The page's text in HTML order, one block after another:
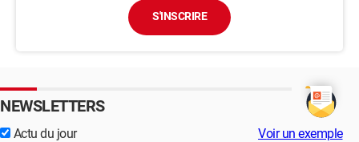
S'INSCRIRE
NEWSLETTERS
Actu du jour Voir un exemple